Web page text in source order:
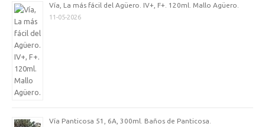
Vía, La más fácil del Agüero. IV+, F+. 120ml. Mallo Agüero.
11-05-2026
Vía Panticosa 51, 6A, 300ml. Baños de Panticosa.